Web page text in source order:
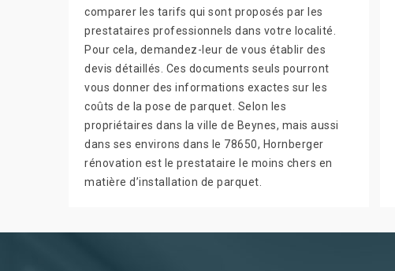
comparer les tarifs qui sont proposés par les
prestataires professionnels dans votre localité.
Pour cela, demandez-leur de vous établir des
devis détaillés. Ces documents seuls pourront
vous donner des informations exactes sur les
coûts de la pose de parquet. Selon les
propriétaires dans la ville de Beynes, mais aussi
dans ses environs dans le 78650, Hornberger
rénovation est le prestataire le moins chers en
matière d’installation de parquet.